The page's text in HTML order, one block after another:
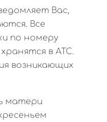
Вас,
Все
по номеру
хранятся в АТС.
возникающих
матери